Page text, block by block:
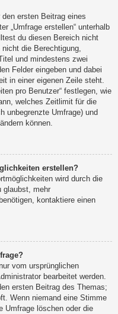
ersten Beitrag eines
„Umfrage erstellen“ unterhalb
du diesen Bereich nicht
die Berechtigung,
und mindestens zwei
Felder eingeben und dabei
in einer eigenen Zeile steht.
pro Benutzer“ festlegen, wie
welches Zeitlimit für die
unbegrenzte Umfrage) und
können.
erstellen?
wird durch die
glaubst, mehr
kontaktiere einen
vom ursprünglichen
bearbeitet werden.
ersten Beitrag des Themas;
Wenn niemand eine Stimme
Umfrage löschen oder die